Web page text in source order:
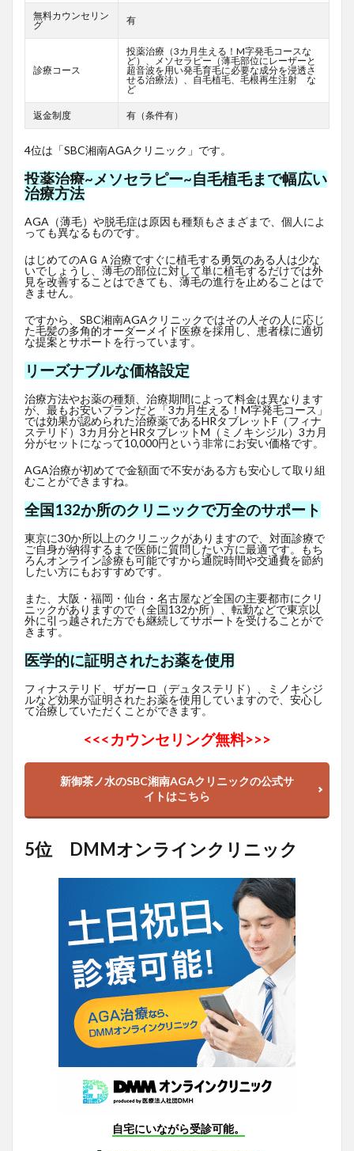
無料カウンセリン
グ
有
診療コース
投薬治療（3カ月生える！M字発毛コースな
ど）、メソセラピー（薄毛部位にレーザーと
超音波を用い発毛育毛に必要な成分を浸透さ
せる治療法）、自毛植毛、毛根再生注射 な
ど
返金制度 有（条件有）
4位は「SBC湘南AGAクリニック」です。
投薬治療~メソセラピー~自毛植毛まで幅広い
治療方法
AGA（薄毛）や脱毛症は原因も種類もさまざまで、個人によ
っても異なるものです。
はじめてのAＧＡ治療ですぐに植毛する勇気のある人は少な
いでしょうし、薄毛の部位に対して単に植毛するだけでは外
見を改善することはできても、薄毛の進行を止めることはで
きません。
ですから、SBC湘南AGAクリニックではその人その人に応じ
た毛髪の多角的オーダーメイド医療を採用し、患者様に適切
な提案とサポートを行っています。
リーズナブルな価格設定
治療方法やお薬の種類、治療期間によって料金は異なります
が、最もお安いプランだと「3カ月生える！M字発毛コース」
では効果が認められた治療薬であるHRタブレットF （フィナ
ステリド）3カ月分とHRタブレットM（ミノキシジル）3カ月
分がセットになって10,000円という非常にお安い価格です。
AGA治療が初めてで金額面で不安がある方も安心して取り組
むことができますね。
全国132か所のクリニックで万全のサポート
東京に30か所以上のクリニックがありますので、対面診療で
ご自身が納得するまで医師に質問したい方に最適です。もち
ろんオンライン診療も可能ですから通院時間や交通費を節約
したい方にもおすすめです。
また、大阪・福岡・仙台・名古屋など全国の主要都市にクリ
ニックがありますので（全国132か所）、転勤などで東京以
外に引っ越された方でも継続してサポートを受けることがで
きます。
医学的に証明されたお薬を使用
フィナステリド、ザガーロ（デュタステリド）、ミノキシジ
ルなど効果が証明されたお薬を使用していますので、安心し
て治療していただくことができます。
<<<カウンセリング無料>>>
新御茶ノ水のSBC湘南AGAクリニックの公式サ
イトはこちら
5位 DMMオンラインクリニック
自宅にいながら受診可能。